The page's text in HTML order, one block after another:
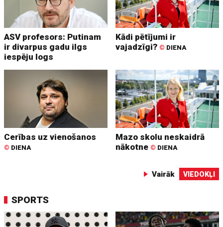
ASV profesors: Putinam
ir divarpus gadu ilgs
iespēju logs
Kādi pētījumi ir
vajadzīgi? © DIENA
Cerības uz vienošanos
© DIENA
Mazo skolu neskaidrā
nākotne © DIENA
Vairāk VIEDOKĻI
SPORTS